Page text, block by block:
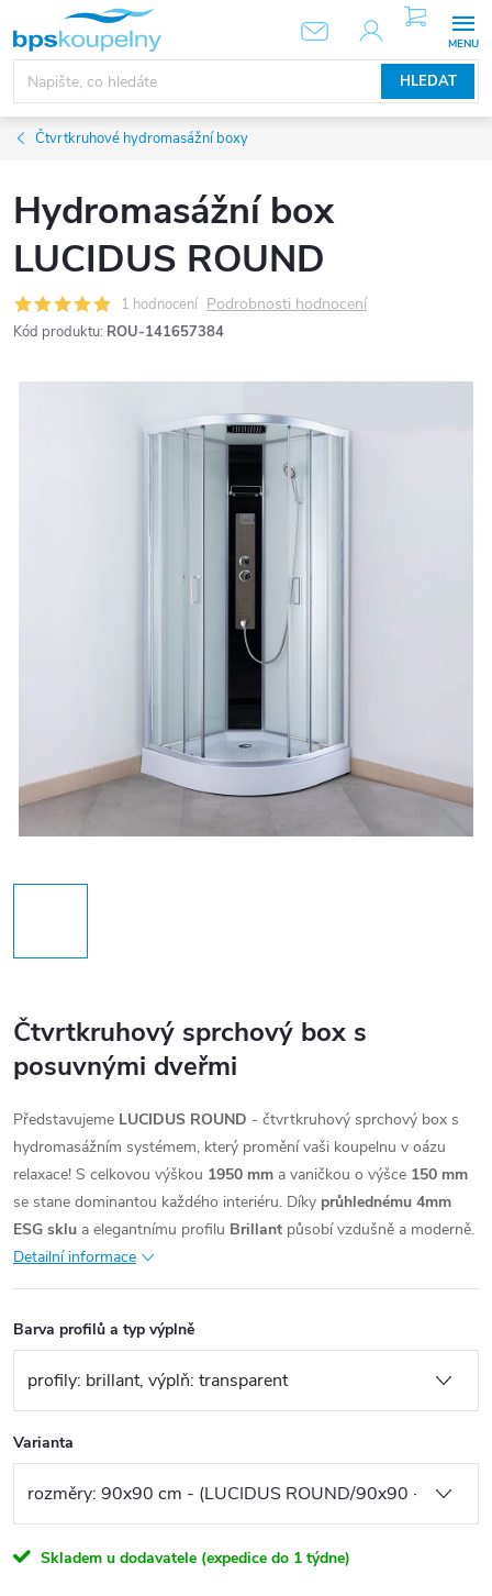
obsah
HLEDAT
NÁKUPNÍ
KOŠÍK
Čtvrtkruhové hydromasážní boxy
Hydromasážní box
LUCIDUS ROUND
1 hodnocení Podrobnosti hodnocení
Kód produktu: ROU-141657384
Čtvrtkruhový sprchový box s
posuvnými dveřmi
Představujeme LUCIDUS ROUND - čtvrtkruhový sprchový box s
hydromasážním systémem, který promění vaši koupelnu v oázu
relaxace! S celkovou výškou 1950 mm a vaničkou o výšce 150 mm
se stane dominantou každého interiéru. Díky průhlednému 4mm
ESG sklu a elegantnímu profilu Brillant působí vzdušně a moderně.
Detailní informace
Barva profilů a typ výplně
Varianta
Skladem u dodavatele (expedice do 1 týdne)